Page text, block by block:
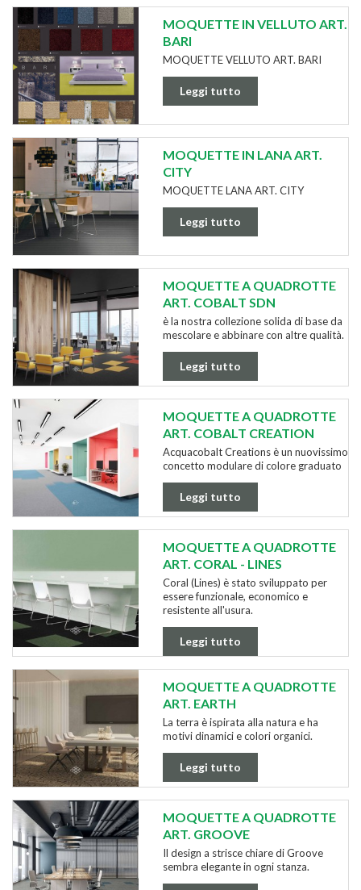
MOQUETTE IN VELLUTO ART.
BARI
MOQUETTE VELLUTO ART. BARI
Leggi tutto
MOQUETTE IN LANA ART.
CITY
MOQUETTE LANA ART. CITY
Leggi tutto
MOQUETTE A QUADROTTE
ART. COBALT SDN
è la nostra collezione solida di base da
mescolare e abbinare con altre qualità.
Leggi tutto
MOQUETTE A QUADROTTE
ART. COBALT CREATION
Acquacobalt Creations è un nuovissimo
concetto modulare di colore graduato
Leggi tutto
MOQUETTE A QUADROTTE
ART. CORAL - LINES
Coral (Lines) è stato sviluppato per
essere funzionale, economico e
resistente all'usura.
Leggi tutto
MOQUETTE A QUADROTTE
ART. EARTH
La terra è ispirata alla natura e ha
motivi dinamici e colori organici.
Leggi tutto
MOQUETTE A QUADROTTE
ART. GROOVE
Il design a strisce chiare di Groove
sembra elegante in ogni stanza.